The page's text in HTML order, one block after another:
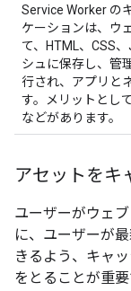
Service Worker の
ケーションは、ウ
て、HTML、CSS
シュに保存し、管
行され、アプリと
す。メリットとし
などがあります。
アセットをキ
ユーザーがウェ
に、ユーザーが
きるよう、キャ
をとることが重